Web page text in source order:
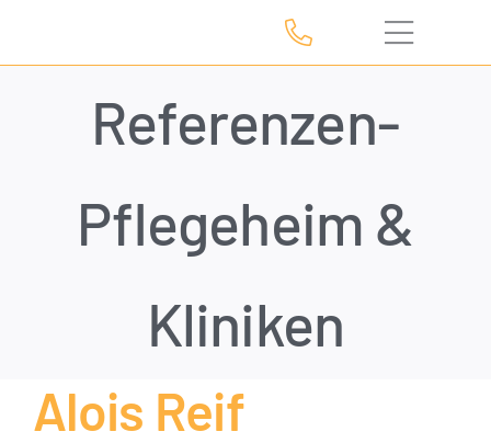
Referenzen-
Pflegeheim &
Kliniken
Alois Reif